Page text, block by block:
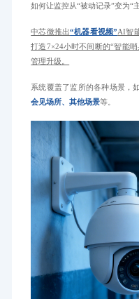
如何让监控从“被动记录”变为“
中芯微推出“机器看视频”AI智
打造7×24小时不间断的“智能
管理升级。
系统覆盖了监所的各种场景，如
会见场所、其他场景等。